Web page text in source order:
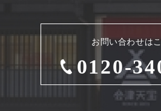
お問い合わせは
0120-